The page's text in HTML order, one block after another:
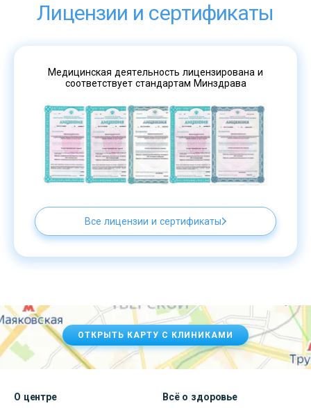
Лицензии и сертификаты
Медицинская деятельность лицензирована и
соответствует стандартам Минздрава
Все лицензии и сертификаты
ОТКРЫТЬ КАРТУ С КЛИНИКАМИ
О центре Всё о здоровье